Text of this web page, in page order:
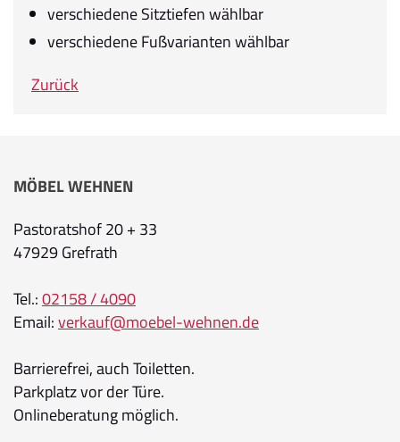
verschiedene Sitztiefen wählbar
verschiedene Fußvarianten wählbar
Zurück
MÖBEL WEHNEN
Pastoratshof 20 + 33
47929 Grefrath
Tel.:02158 / 4090
Email:verkauf@moebel-wehnen.de
Barrierefrei, auch Toiletten.
Parkplatz vor der Türe.
Onlineberatung möglich.